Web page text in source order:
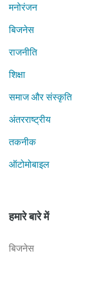
मनोरंजन
बिजनेस
राजनीति
शिक्षा
समाज और संस्कृति
अंतरराष्ट्रीय
तकनीक
ऑटोमोबाइल
हमारे बारे में
बिजनेस